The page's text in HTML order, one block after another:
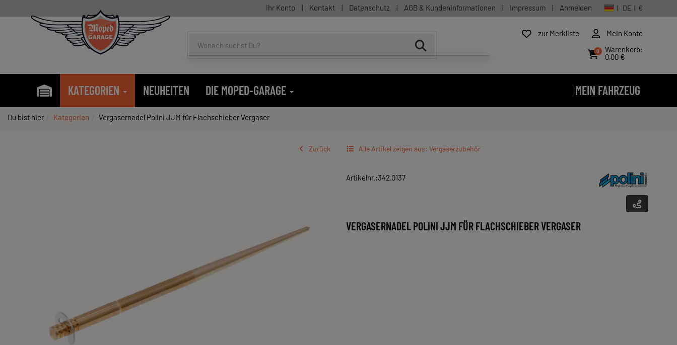
Ihr Konto | Kontakt | Datenschutz | AGB & Kundeninformationen | Impressum | Anmelden | DE | €
zur Merkliste Mein Konto
0
Warenkorb:
0,00 €
KATEGORIEN NEUHEITEN DIE MOPED-GARAGE MEIN FAHRZEUG
Du bist hier Kategorien Vergasernadel Polini JJM für Flachschieber Vergaser
Zurück Alle Artikel zeigen aus: Vergaserzubehör
Artikelnr.:342.0137
VERGASERNADEL POLINI JJM FÜR FLACHSCHIEBER VERGASER